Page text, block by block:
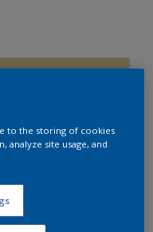
to the storing of cookies
analyze site usage, and